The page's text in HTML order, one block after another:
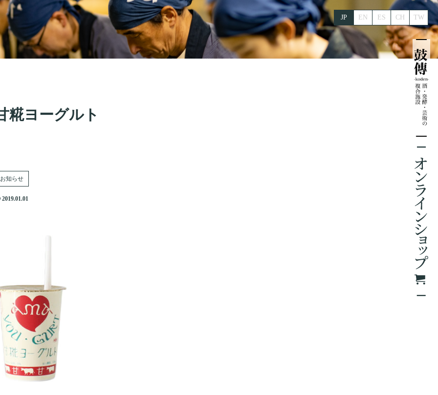
EN ES
JP CH TW
糀ヨーグルト
お知らせ
2019.01.01